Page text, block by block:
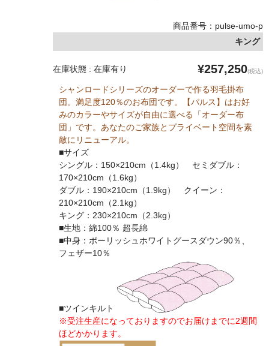
商品番号：pulse-umo-p
キング
在庫状態 : 在庫有り ¥257,250(税込)
シャンロードシリーズのオーダーで作る羽毛掛布
団。満足度120％のお布団です。【パルス】はお好
みのカラーやサイズが自由に選べる「オーダー布
団」です。あなたのご家族とプライベート空間を素
敵にリニューアル。
■サイズ
シングル：150×210cm（1.4kg） セミダブル：
170×210cm（1.6kg）
ダブル：190×210cm（1.9kg） クイーン：
210×210cm（2.1kg）
キング：230×210cm（2.3kg）
■生地：綿100％ 超長綿
■中身：ポーリッシュホワイトグースダウン90％、
フェザー10％
■ツインキルト
※受注生産になっておりますのでお届けまでに2週間
ほどかかります。